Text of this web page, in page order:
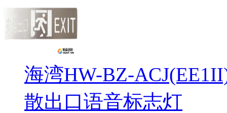
海湾HW-BZ-
散出口语音标志灯